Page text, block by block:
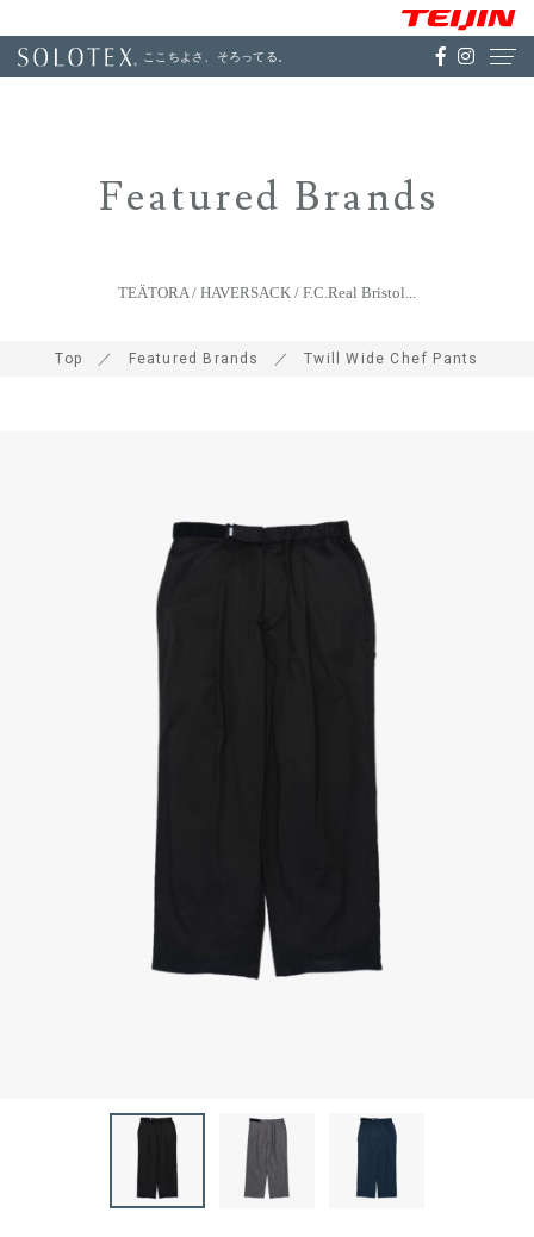
ここちよさ、そろってる。
Featured Brands
TEÄTORA / HAVERSACK / F.C.Real Bristol...
Top Featured Brands Twill Wide Chef Pants